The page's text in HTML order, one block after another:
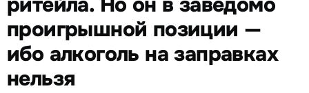
проигрышной позиции —
ибо алкоголь на заправках
нельзя